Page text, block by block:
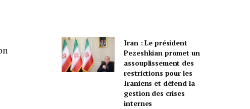
Iran : Le président
Pezeshkian promet un
assouplissement des
restrictions pour les
Iraniens et défend la
gestion des crises
internes